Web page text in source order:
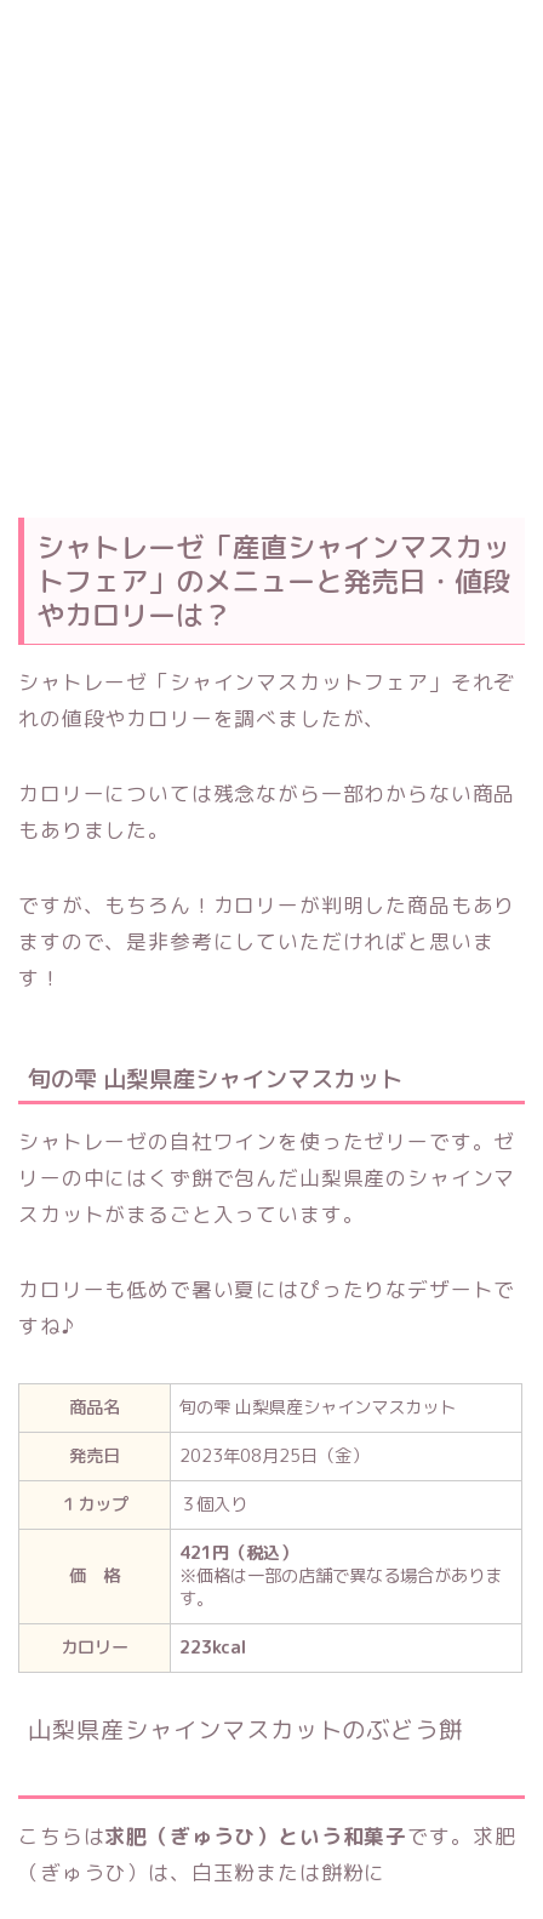
シャトレーゼ「産直シャインマスカッ
トフェア」のメニューと発売日・値段
やカロリーは？
シャトレーゼ「シャインマスカットフェア」それぞ
れの値段やカロリーを調べましたが、
カロリーについては残念ながら一部わからない商品
もありました。
ですが、もちろん！カロリーが判明した商品もあり
ますので、是非参考にしていただければと思いま
す！
旬の雫 山梨県産シャインマスカット
シャトレーゼの自社ワインを使ったゼリーです。ゼ
リーの中にはくず餅で包んだ山梨県産のシャインマ
スカットがまるごと入っています。
カロリーも低めで暑い夏にはぴったりなデザートで
すね♪
商品名
旬の雫 山梨県産シャインマスカット
発売日
2023年08月25日（金）
１カップ
３個入り
価 格
421円（税込）
※価格は一部の店舗で異なる場合がありま
す。
カロリー
223kcal
山梨県産シャインマスカットのぶどう餅
こちらは求肥（ぎゅうひ）という和菓子です。求肥
（ぎゅうひ）は、白玉粉または餅粉に